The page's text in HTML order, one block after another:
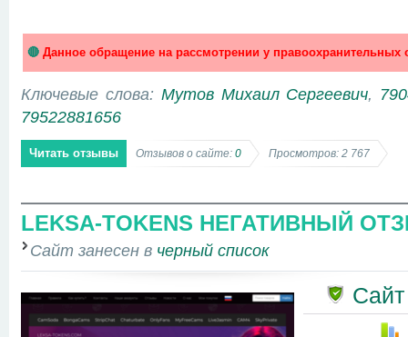
🔴 Данное обращение на рассмотрении у правоохранительных
Ключевые слова: Мутов Михаил Сергеевич,
79522881656
Читать отзывы Отзывов о сайте: 0 Просмотров: 2 767
LEKSA-TOKENS НЕГАТИВНЫЙ
Сайт занесен в черный список